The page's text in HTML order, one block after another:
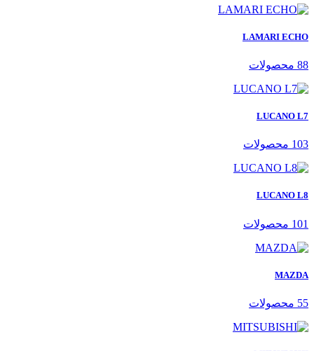
LAMARI ECHO
88 محصولات
LUCANO L7
103 محصولات
LUCANO L8
101 محصولات
MAZDA
55 محصولات